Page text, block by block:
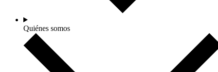
Quiénes somos